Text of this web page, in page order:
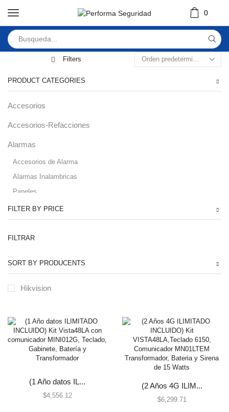
0
Filters
PRODUCT CATEGORIES
Accesorios
Accesorios-Refacciones
Alarmas
Accesorios de Alarma
Alarmas Inalambricas
Paneles
Audio
Accesorios
Sirenas y Estrobos
Automatización - Casa Inteligente
Control de Iluminación
Lutron Caseta Wireless
Lutron Vive
FILTER BY PRICE
FILTRAR
SORT BY PRODUCENTS
Hikvision
(1 Año datos IL...
$4,556.12
(2 Años 4G ILIM...
$6,299.71